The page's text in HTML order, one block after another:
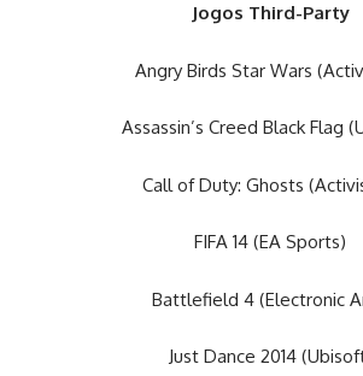
Jogos Third-Party
Angry Birds Star Wars
Assassin’s Creed Black Flag
Call of Duty: Ghosts
FIFA 14 (EA Sports)
Battlefield 4 (Electronic
Just Dance 2014